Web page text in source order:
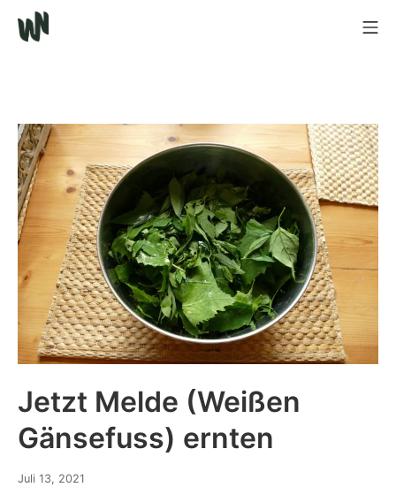
Jetzt Melde (Weißen
Gänsefuss) ernten
Juli 13, 2021